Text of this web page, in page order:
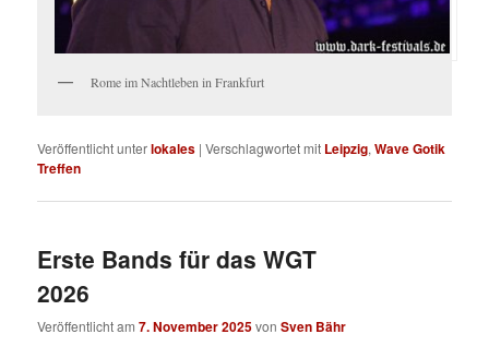
Rome im Nachtleben in Frankfurt
Veröffentlicht unterlokales |Verschlagwortet mit Leipzig,Wave Gotik
Treffen
Erste Bands für das WGT
2026
Veröffentlicht am7. November 2025vonSven Bähr